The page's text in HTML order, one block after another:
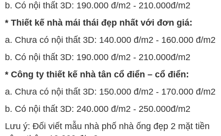
b. Có nội thất 3D: 190.000 đ/m2 - 210.000đ/m2
* Thiết kế nhà mái thái đẹp nhất với đơn giá:
a. Chưa có nội thất 3D: 140.000 đ/m2 - 160.000 đ/m2
b. Có nội thất 3D: 190.000 đ/m2 - 210.000đ/m2
* Công ty thiết kế nhà tân cổ điển – cổ điển:
a. Chưa có nội thất 3D: 150.000 đ/m2 - 170.000 đ/m2
b. Có nội thất 3D: 240.000 đ/m2 - 250.000đ/m2
Lưu ý: Đối viết mẫu nhà phố nhà ống đẹp 2 mặt tiền